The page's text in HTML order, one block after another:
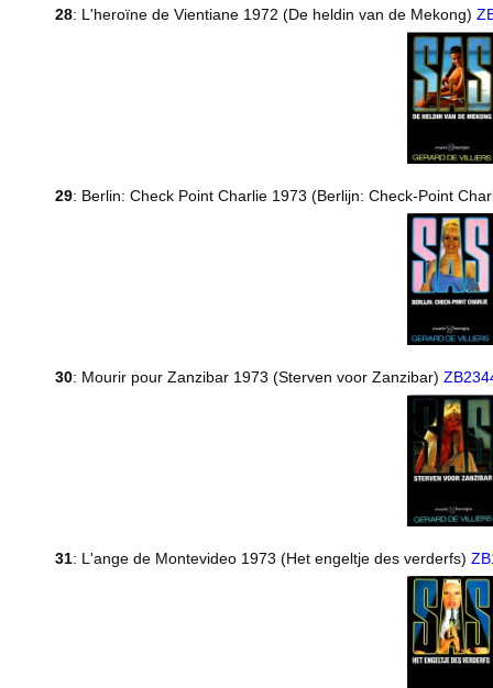
28: L'heroïne de Vientiane 1972 (De heldin van de Mekong)
29: Berlin: Check Point Charlie 1973 (Berlijn: Check-Point
30: Mourir pour Zanzibar 1973 (Sterven voor Zanzibar)
31: L'ange de Montevideo 1973 (Het engeltje des verderfs)